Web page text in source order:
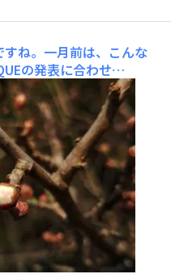
ね。一月前は、こんな
の発表に合わせ
メラも結構良いんじゃ